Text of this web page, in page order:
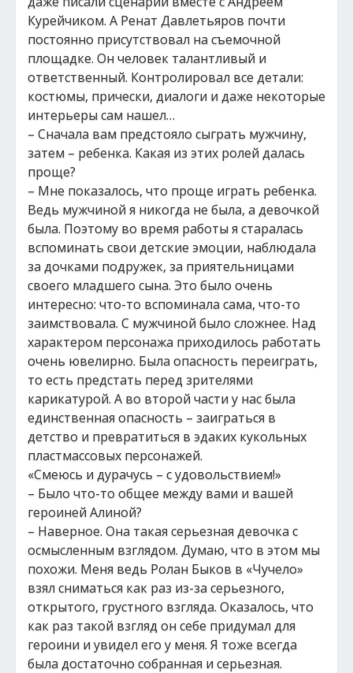
Курейчиком. А Ренат Давлетьяров почти
постоянно присутствовал на съемочной
площадке. Он человек талантливый и
ответственный. Контролировал все детали:
костюмы, прически, диалоги и даже некоторые
интерьеры сам нашел…
– Сначала вам предстояло сыграть мужчину,
затем – ребенка. Какая из этих ролей далась
проще?
– Мне показалось, что проще играть ребенка.
Ведь мужчиной я никогда не была, а девочкой
была. Поэтому во время работы я старалась
вспоминать свои детские эмоции, наблюдала
за дочками подружек, за приятельницами
своего младшего сына. Это было очень
интересно: что-то вспоминала сама, что-то
заимствовала. С мужчиной было сложнее. Над
характером персонажа приходилось работать
очень ювелирно. Была опасность переиграть,
то есть предстать перед зрителями
карикатурой. А во второй части у нас была
единственная опасность – заиграться в
детство и превратиться в эдаких кукольных
пластмассовых персонажей.
«Смеюсь и дурачусь – с удовольствием!»
– Было что-то общее между вами и вашей
героиней Алиной?
– Наверное. Она такая серьезная девочка с
осмысленным взглядом. Думаю, что в этом мы
похожи. Меня ведь Ролан Быков в «Чучело»
взял сниматься как раз из-за серьезного,
открытого, грустного взгляда. Оказалось, что
как раз такой взгляд он себе придумал для
героини и увидел его у меня. Я тоже всегда
была достаточно собранная и серьезная.